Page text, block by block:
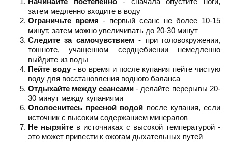
затем медленно входите в воду
Ограничьте время - первый сеанс не более 10-15
минут, затем можно увеличивать до 20-30 минут
Следите за самочувствием - при головокружении,
тошноте, учащенном сердцебиении немедленно
выйдите из воды
Пейте воду- во время и после купания пейте чистую
воду для восстановления водного баланса
Отдыхайте между сеансами- делайте перерывы 20-
30 минут между купаниями
Ополоснитесь пресной водой после купания, если
источник с высоким содержанием минералов
Не ныряйте в источниках с высокой температурой -
это может привести к ожогам дыхательных путей